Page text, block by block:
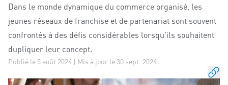
Dans le monde dynamique du commerce organisé, les
jeunes réseaux de franchise et de partenariat sont souvent
confrontés à des défis considérables lorsqu'ils souhaitent
dupliquer leur concept.
Publié le 5 août 2024 | Mis à jour le 30 sept. 2024